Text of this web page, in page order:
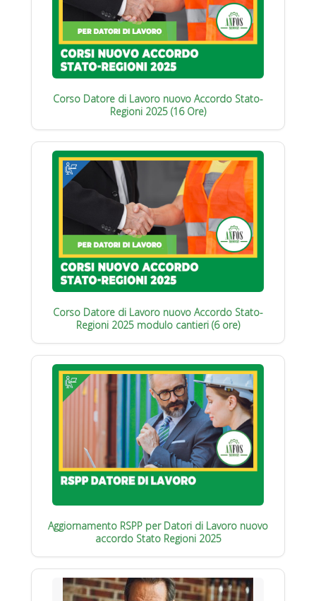
Corso Datore di Lavoro nuovo Accordo Stato-
Regioni 2025 (16 Ore)
Corso Datore di Lavoro nuovo Accordo Stato-
Regioni 2025 modulo cantieri (6 ore)
Aggiornamento RSPP per Datori di Lavoro nuovo
accordo Stato Regioni 2025